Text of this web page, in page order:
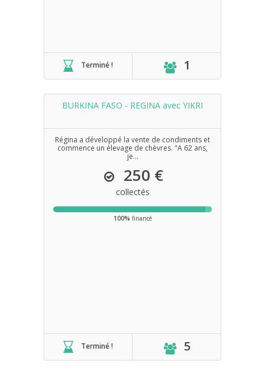
Terminé ! 1
BURKINA FASO - REGINA avec YIKRI
Régina a développé la vente de condiments et
commence un élevage de chèvres. "A 62 ans,
je...
250 €
collectés
100% financé
Terminé ! 5